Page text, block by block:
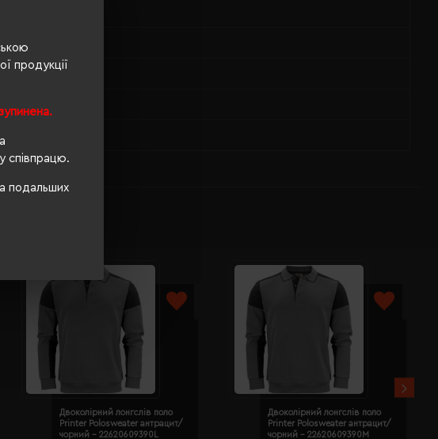
продукції
співпрацю.
подальших
Vegan
Двоколірний лонгслів поло
Printer Polosweater антрацит/
чорний - 22620609390L
Двоколірний лонгслів поло
Printer Polosweater антрацит/
чорний - 22620609390M